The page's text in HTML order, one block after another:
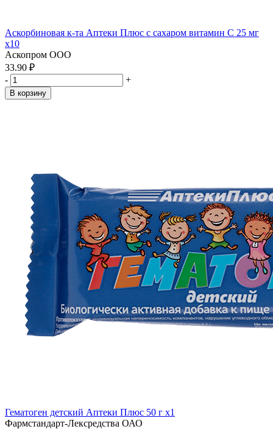
Аскорбиновая к-та Аптеки Плюс с сахаром витамин С 25 мг
x10
Аскопром ООО
33.90 ₽
-
+
В корзину
Гематоген детский Аптеки Плюс 50 г x1
Фармстандарт-Лексредства ОАО